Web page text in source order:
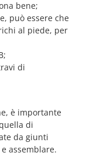
bene;
può essere che
al piede, per
di
è importante
di
da giunti
assemblare.